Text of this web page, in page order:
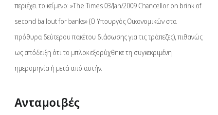
περιέχει το κείμενο: »The Times 03/Jan/2009 Chancellor on brink of
second bailout for banks» (Ο Υπουργός Οικονομικών στα
πρόθυρα δεύτερου πακέτου διάσωσης για τις τράπεζες), πιθανώς
ως απόδειξη ότι το μπλοκ εξορύχθηκε τη συγκεκριμένη
ημερομηνία ή μετά από αυτήν.
Ανταμοιβές